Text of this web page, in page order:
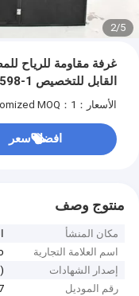
2/5
غرفة مقاومة للرياح
القابل للتخصيص IEC 60598-1
الأسعار：Customized MOQ：1
افضل سعر
منتوج وصف
مكان المنشأ
اسم العلامة التجارية
إصدار الشهادات
رقم الموديل